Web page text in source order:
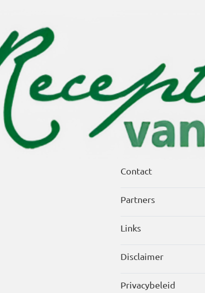
Contact
Partners
Links
Disclaimer
Privacybeleid